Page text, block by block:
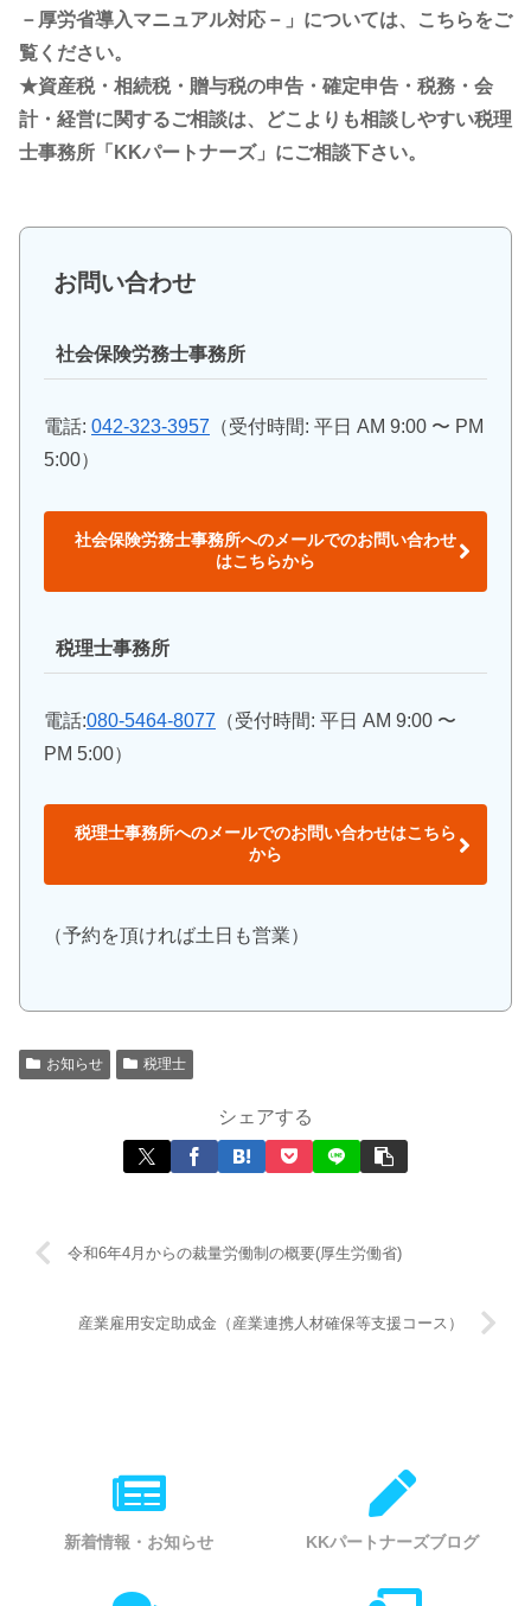
－厚労省導入マニュアル対応－」については、こちらをご
覧ください。
★資産税・相続税・贈与税の申告・確定申告・税務・会
計・経営に関するご相談は、どこよりも相談しやすい税理
士事務所「KKパートナーズ」にご相談下さい。
お問い合わせ
社会保険労務士事務所
電話: 042-323-3957 （受付時間: 平日 AM 9:00 〜 PM
5:00）
社会保険労務士事務所へのメールでのお問い合わせ
はこちらから
税理士事務所
電話:080-5464-8077 （受付時間: 平日 AM 9:00 〜
PM 5:00）
税理士事務所へのメールでのお問い合わせはこちら
から
（予約を頂ければ土日も営業）
お知らせ 税理士
シェアする
令和6年4月からの裁量労働制の概要(厚生労働省)
産業雇用安定助成金（産業連携人材確保等支援コース）
新着情報・お知らせ KKパートナーズブログ